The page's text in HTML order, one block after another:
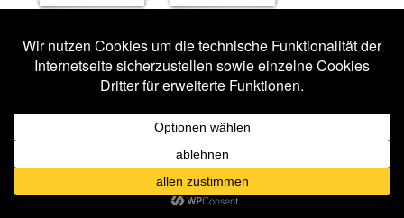
LORD OF THE AESTHETIC
PERFECTION
AURELIO
ARTWORK